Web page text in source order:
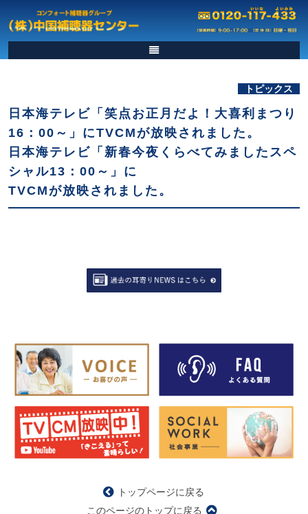
トピックス
日本海テレビ「笑点お正月だよ！大喜利まつり
16：00～」にTVCMが放映されました。
日本海テレビ「新春今夜くらべてみましたスペ
シャル13：00～」に
TVCMが放映されました。
トップページに戻る
このページのトップに戻る